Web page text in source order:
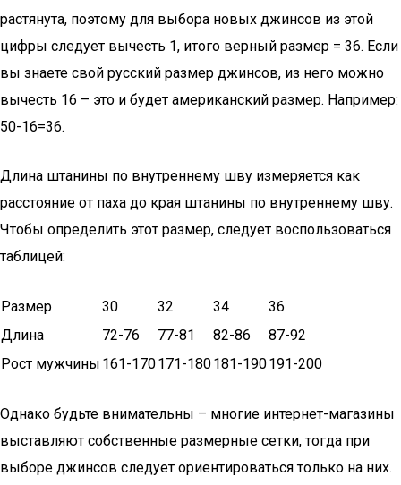
растянута, поэтому для выбора новых джинсов из этой
цифры следует вычесть 1, итого верный размер = 36. Если
вы знаете свой русский размер джинсов, из него можно
вычесть 16 – это и будет американский размер. Например:
50-16=36.
Длина штанины по внутреннему шву измеряется как
расстояние от паха до края штанины по внутреннему шву.
Чтобы определить этот размер, следует воспользоваться
таблицей:
Размер 30 32 34
36
Длина
72-76 77-81 82-86
87-92
Рост мужчины 161-170171-180181-190191-200
Однако будьте внимательны – многие интернет-магазины
выставляют собственные размерные сетки, тогда при
выборе джинсов следует ориентироваться только на них.